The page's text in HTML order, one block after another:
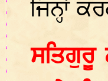
ਜਿਨ੍ਹਾਂ
ਸਤਿਗੁਰੂ